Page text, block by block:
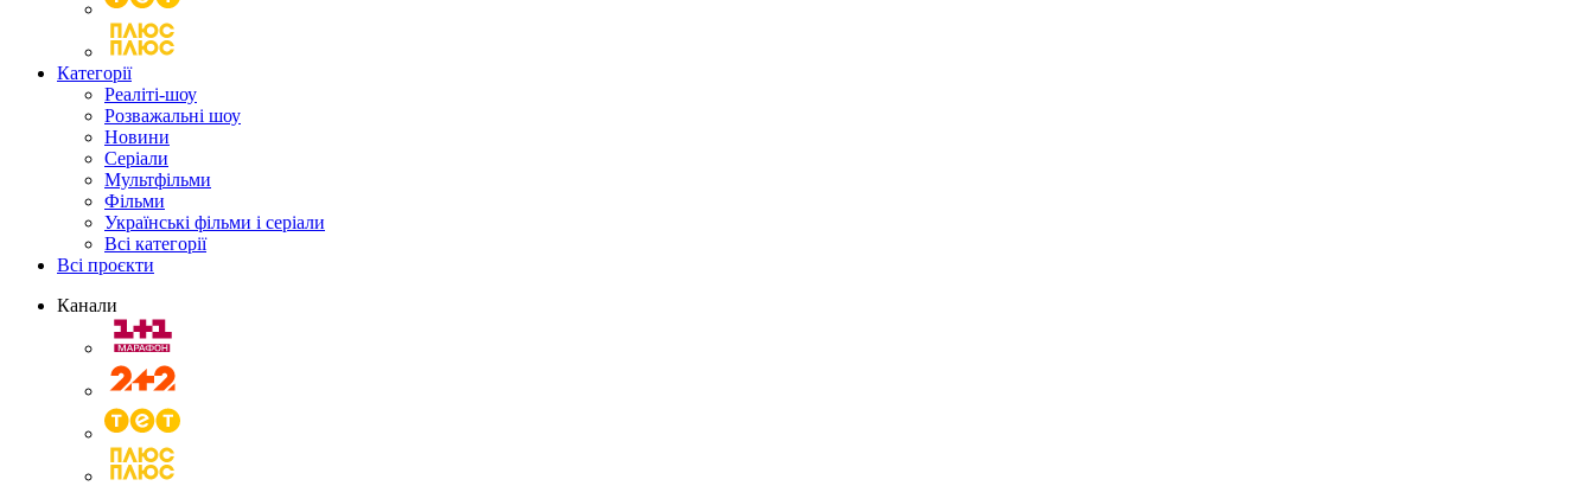
Категорії
Реаліті-шоу
Розважальні шоу
Новини
Серіали
Мультфільми
Фільми
Українські фільми і серіали
Всі категорії
Всі проєкти
Канали